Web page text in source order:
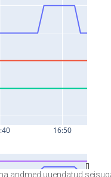
andmed uuendatud